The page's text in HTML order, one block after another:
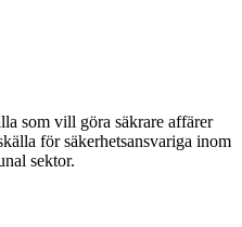
som vill göra säkrare affärer
för säkerhets­ansvariga inom
sektor.